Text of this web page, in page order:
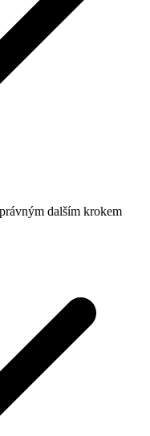
dalším krokem